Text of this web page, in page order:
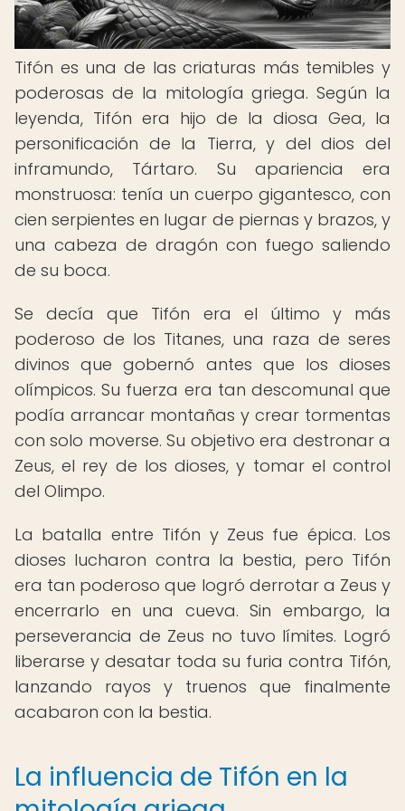
Tifón es una de las criaturas más temibles y
poderosas de la mitología griega. Según la
leyenda, Tifón era hijo de la diosa Gea, la
personificación de la Tierra, y del dios del
inframundo, Tártaro. Su apariencia era
monstruosa: tenía un cuerpo gigantesco, con
cien serpientes en lugar de piernas y brazos, y
una cabeza de dragón con fuego saliendo
de su boca.
Se decía que Tifón era el último y más
poderoso de los Titanes, una raza de seres
divinos que gobernó antes que los dioses
olímpicos. Su fuerza era tan descomunal que
podía arrancar montañas y crear tormentas
con solo moverse. Su objetivo era destronar a
Zeus, el rey de los dioses, y tomar el control
del Olimpo.
La batalla entre Tifón y Zeus fue épica. Los
dioses lucharon contra la bestia, pero Tifón
era tan poderoso que logró derrotar a Zeus y
encerrarlo en una cueva. Sin embargo, la
perseverancia de Zeus no tuvo límites. Logró
liberarse y desatar toda su furia contra Tifón,
lanzando rayos y truenos que finalmente
acabaron con la bestia.
La influencia de Tifón en la